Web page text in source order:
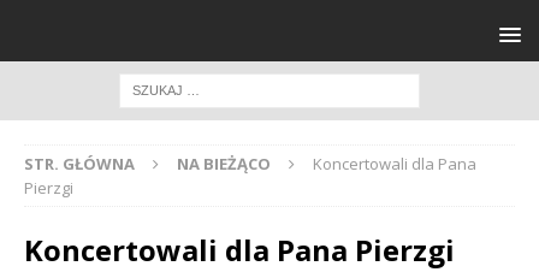
STR. GŁÓWNA NA BIEŻĄCO
Koncertowali dla Pana
Pierzgi
Koncertowali dla Pana Pierzgi